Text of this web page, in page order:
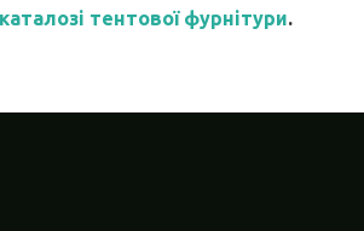
каталозі тентової фурнітури.